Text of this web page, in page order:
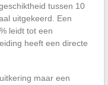
tussen 10
uitgekeerd. Een
leidt tot een
heeft een directe
maar een